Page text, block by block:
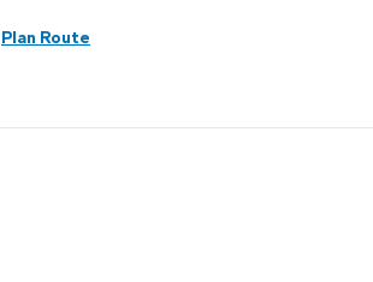
Plan Route